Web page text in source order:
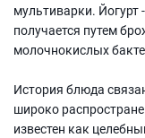
мультиварки.
получается путем
молочнокислых
История блюда
широко
известен как